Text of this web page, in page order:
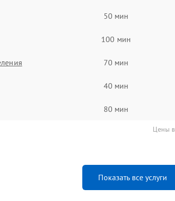
50 мин
100 мин
70 мин
40 мин
80 мин
Цены
Показать все услуги